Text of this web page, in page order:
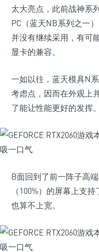
太大亮点，此前战神系
PC（蓝天NB系列之一
并没有继续采用，有可
显卡的兼容。
一如以往，蓝天模具N
考虑点，因而在外观上
了能让性能更好的发挥。
B面回到了前一阵子高
（100%）的屏幕上支
也算不上宽。